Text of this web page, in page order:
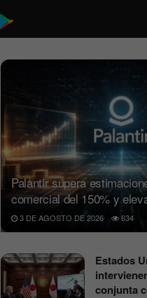
Palantir supera
comercial del 150% y
3 DE AGOSTO DE 2026 634
Estados
conjunta